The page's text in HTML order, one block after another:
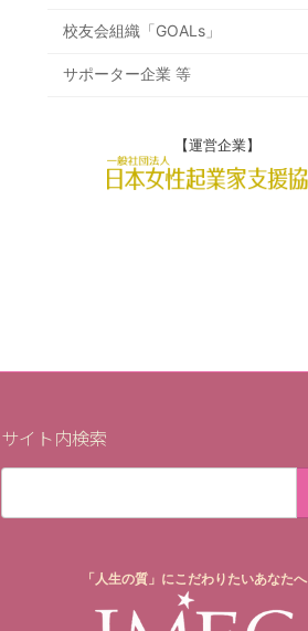
校友会組織「GOALs」
サポーター企業 等
【運営企業】
サイト内検索
検
「人生の質」にこだわりたいあなたへ